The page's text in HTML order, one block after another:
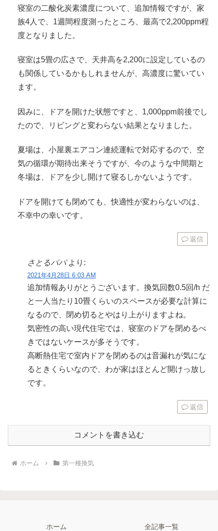
寝室の二酸化炭素濃度について、追加情報ですが、家
族4人で、1週間程度測ったところ、最高で2,200ppm程
度となりました。
寝室は5畳の広さで、天井高を2,200に設定しているの
も関係しているかもしれませんが、高濃度に驚いてい
ます。
因みに、ドアを開けた状態ですと、1,000ppm前後でし
たので、リビングと変わらない結果となりました。
夏場は、小屋裏エアコン連続運転で対応するので、空
気の循環が期待出来そうですが、今のような中間期と
冬場は、ドアを少し開けて寝るしかないようです。
ドアを開けても閉めても、快適性が変わらないのは、
不幸中の幸いです。
返信
さとるパパ より:
2021年4月28日 6:03 AM
追加情報ありがとうございます。換気回数0.5回/h だ
と一人当たり10畳くらいのスペースが必要な計算に
なるので、閉め切るとやはり上がりますよね。
気密性の高い現代住宅では、寝室のドアを閉めるべ
きではないケースが多そうです。
高断熱住宅で室内ドアを閉めるのは音漏れが気にな
るときくらいなので、わが家はほとんど開けっ放し
です。
返信
コメントを書き込む
ホーム 第一種換気
ホーム
全記事一覧